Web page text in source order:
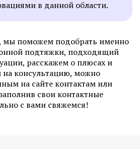
в данной области.
мы поможем подобрать именно
подтяжки, подходящий
расскажем о плюсах и
на консультацию, можно
на сайте контактам или
свои контактные
с вами свяжемся!